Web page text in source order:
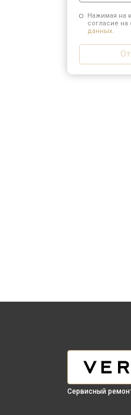
Нажимая на
согласие на
данных.
Сервисный